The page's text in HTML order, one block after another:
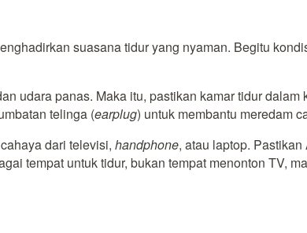
suasana tidur yang nyaman. Begitu
udara panas. Maka itu, pastikan kamar tidur
telinga (earplug) untuk membantu meredam
dari televisi, handphone, atau laptop.
tempat untuk tidur, bukan tempat menonton TV,